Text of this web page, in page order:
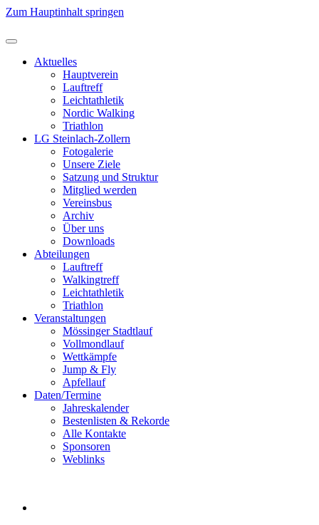
Zum Hauptinhalt springen
Aktuelles
Hauptverein
Lauftreff
Leichtathletik
Nordic Walking
Triathlon
LG Steinlach-Zollern
Fotogalerie
Unsere Ziele
Satzung und Struktur
Mitglied werden
Vereinsbus
Archiv
Über uns
Downloads
Abteilungen
Lauftreff
Walkingtreff
Leichtathletik
Triathlon
Veranstaltungen
Mössinger Stadtlauf
Vollmondlauf
Wettkämpfe
Jump & Fly
Apfellauf
Daten/Termine
Jahreskalender
Bestenlisten & Rekorde
Alle Kontakte
Sponsoren
Weblinks